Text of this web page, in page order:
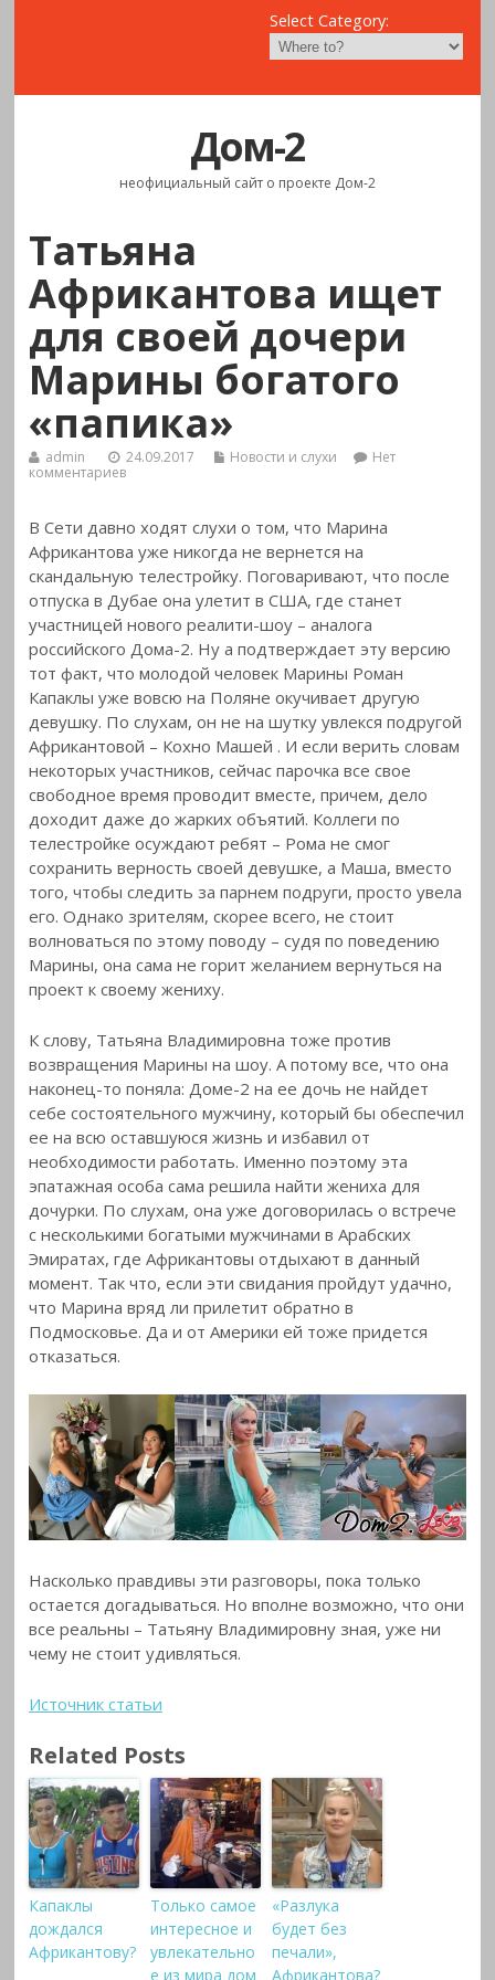
Select Category:
Дом-2
неофициальный сайт о проекте Дом-2
Татьяна
Африкантова ищет
для своей дочери
Марины богатого
«папика»
admin 24.09.2017 Новости и слухи
Нет
комментариев
В Сети давно ходят слухи о том, что Марина
Африкантова уже никогда не вернется на
скандальную телестройку. Поговаривают, что после
отпуска в Дубае она улетит в США, где станет
участницей нового реалити-шоу – аналога
российского Дома-2. Ну а подтверждает эту версию
тот факт, что молодой человек Марины Роман
Капаклы уже вовсю на Поляне окучивает другую
девушку. По слухам, он не на шутку увлекся подругой
Африкантовой – Кохно Машей . И если верить словам
некоторых участников, сейчас парочка все свое
свободное время проводит вместе, причем, дело
доходит даже до жарких объятий. Коллеги по
телестройке осуждают ребят – Рома не смог
сохранить верность своей девушке, а Маша, вместо
того, чтобы следить за парнем подруги, просто увела
его. Однако зрителям, скорее всего, не стоит
волноваться по этому поводу – судя по поведению
Марины, она сама не горит желанием вернуться на
проект к своему жениху.
К слову, Татьяна Владимировна тоже против
возвращения Марины на шоу. А потому все, что она
наконец-то поняла: Доме-2 на ее дочь не найдет
себе состоятельного мужчину, который бы обеспечил
ее на всю оставшуюся жизнь и избавил от
необходимости работать. Именно поэтому эта
эпатажная особа сама решила найти жениха для
дочурки. По слухам, она уже договорилась о встрече
с несколькими богатыми мужчинами в Арабских
Эмиратах, где Африкантовы отдыхают в данный
момент. Так что, если эти свидания пройдут удачно,
что Марина вряд ли прилетит обратно в
Подмосковье. Да и от Америки ей тоже придется
отказаться.
Насколько правдивы эти разговоры, пока только
остается догадываться. Но вполне возможно, что они
все реальны – Татьяну Владимировну зная, уже ни
чему не стоит удивляться.
Источник статьи
Related Posts
Капаклы
дождался
Африкантову?
Только самое
интересное и
увлекательно
е из мира дом
«Разлука
будет без
печали»,
Африкантова?